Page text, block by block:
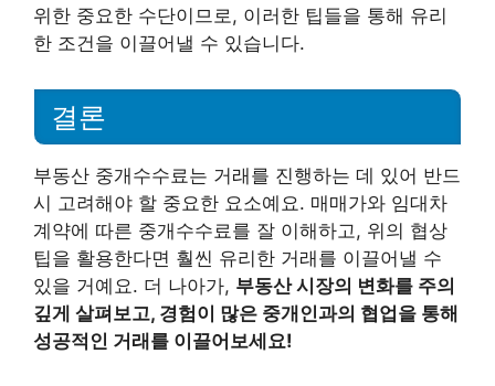
위한 중요한 수단이므로, 이러한 팁들을 통해 유리
한 조건을 이끌어낼 수 있습니다.
결론
부동산 중개수수료는 거래를 진행하는 데 있어 반드
시 고려해야 할 중요한 요소예요. 매매가와 임대차
계약에 따른 중개수수료를 잘 이해하고, 위의 협상
팁을 활용한다면 훨씬 유리한 거래를 이끌어낼 수
있을 거예요. 더 나아가, 부동산 시장의 변화를 주의
깊게 살펴보고, 경험이 많은 중개인과의 협업을 통해
성공적인 거래를 이끌어보세요!